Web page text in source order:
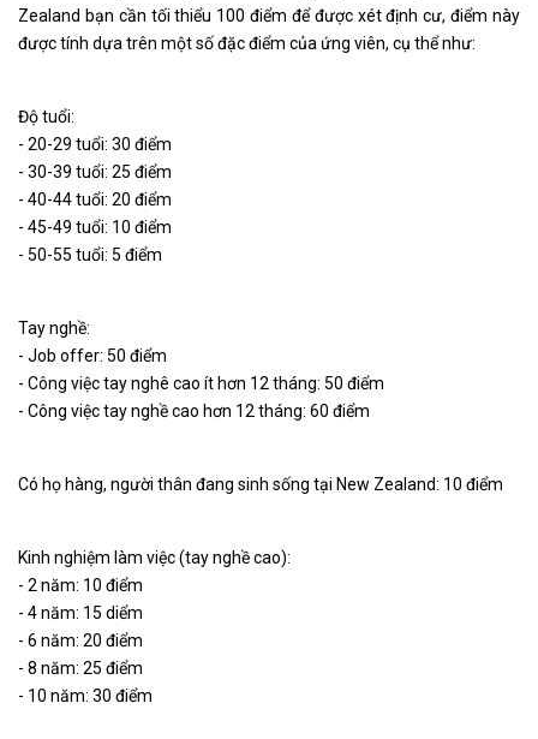
Zealand bạn cần tối thiểu 100 điểm để được xét định cư, điểm này
được tính dựa trên một số đặc điểm của ứng viên, cụ thể như:
Độ tuổi:
- 20-29 tuổi: 30 điểm
- 30-39 tuổi: 25 điểm
- 40-44 tuổi: 20 điểm
- 45-49 tuổi: 10 điểm
- 50-55 tuổi: 5 điểm
Tay nghề:
- Job offer: 50 điểm
- Công việc tay nghê cao ít hơn 12 tháng: 50 điểm
- Công việc tay nghề cao hơn 12 tháng: 60 điểm
Có họ hàng, người thân đang sinh sống tại New Zealand: 10 điểm
Kinh nghiệm làm việc (tay nghề cao):
- 2 năm: 10 điểm
- 4 năm: 15 diểm
- 6 năm: 20 điểm
- 8 năm: 25 điểm
- 10 năm: 30 điểm